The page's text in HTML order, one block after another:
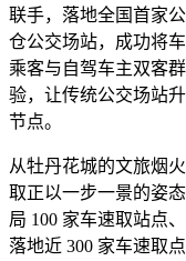
联手，落地全国首家
仓公交场站，成功将
乘客与自驾车主双客
验，让传统公交场站
节点。
从牡丹花城的文旅烟
取正以一步一景的姿
局 100 家车速取站点
落地近 300 家车速取